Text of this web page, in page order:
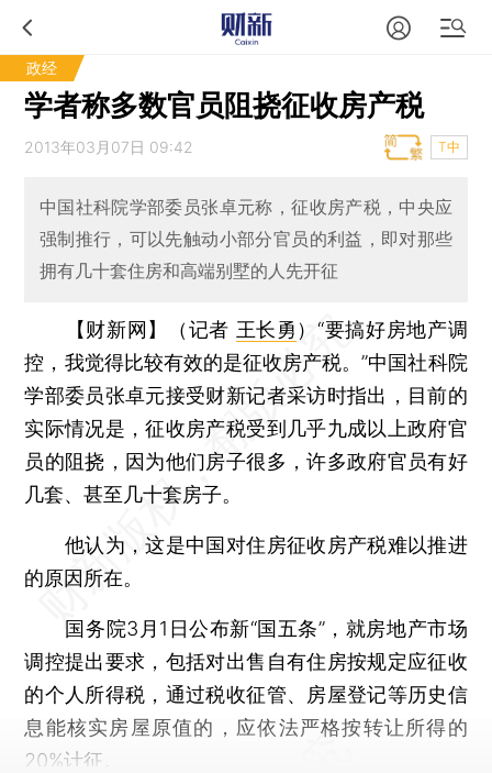
政经
学者称多数官员阻挠征收房产税
2013年03月07日 09:42 T中
中国社科院学部委员张卓元称，征收房产税，中央应
强制推行，可以先触动小部分官员的利益，即对那些
拥有几十套住房和高端别墅的人先开征
【财新网】（记者 王长勇 ）“要搞好房地产调
控，我觉得比较有效的是征收房产税。”中国社科院
学部委员张卓元接受财新记者采访时指出，目前的
实际情况是，征收房产税受到几乎九成以上政府官
员的阻挠，因为他们房子很多，许多政府官员有好
几套、甚至几十套房子。
他认为，这是中国对住房征收房产税难以推进
的原因所在。
国务院3月1日公布新“国五条”，就房地产市场
调控提出要求，包括对出售自有住房按规定应征收
的个人所得税，通过税收征管、房屋登记等历史信
息能核实房屋原值的，应依法严格按转让所得的
20%计征。